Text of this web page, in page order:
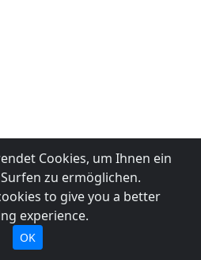
Cookies, um Ihnen ein
zu ermöglichen.
to give you a better
experience.
OK